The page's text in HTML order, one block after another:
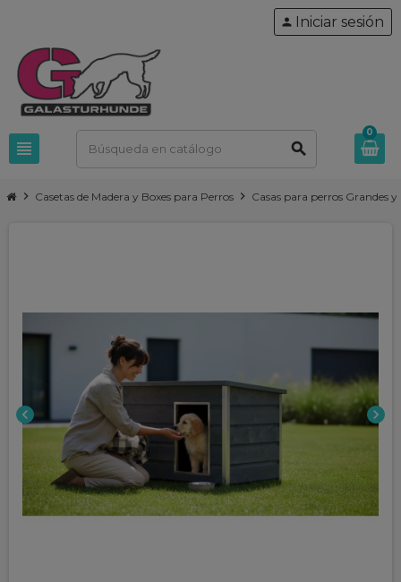
view_headline search
person Iniciar sesión
0
chevron_right Casetas de Madera y Boxes para Perros chevron_right Casas para perros Grandes y
chevron_left chevron_right